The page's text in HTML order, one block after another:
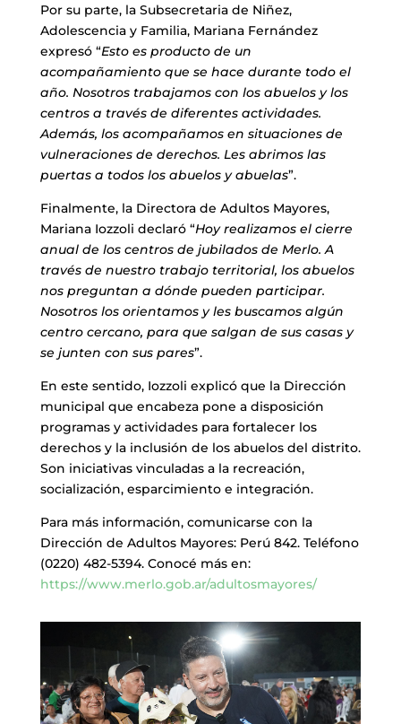
Por su parte, la Subsecretaria de Niñez,
Adolescencia y Familia, Mariana Fernández
expresó “Esto es producto de un
acompañamiento que se hace durante todo el
año. Nosotros trabajamos con los abuelos y los
centros a través de diferentes actividades.
Además, los acompañamos en situaciones de
vulneraciones de derechos. Les abrimos las
puertas a todos los abuelos y abuelas”.
Finalmente, la Directora de Adultos Mayores,
Mariana Iozzoli declaró “Hoy realizamos el cierre
anual de los centros de jubilados de Merlo. A
través de nuestro trabajo territorial, los abuelos
nos preguntan a dónde pueden participar.
Nosotros los orientamos y les buscamos algún
centro cercano, para que salgan de sus casas y
se junten con sus pares”.
En este sentido, Iozzoli explicó que la Dirección
municipal que encabeza pone a disposición
programas y actividades para fortalecer los
derechos y la inclusión de los abuelos del distrito.
Son iniciativas vinculadas a la recreación,
socialización, esparcimiento e integración.
Para más información, comunicarse con la
Dirección de Adultos Mayores: Perú 842. Teléfono
(0220) 482-5394. Conocé más en:
https://www.merlo.gob.ar/adultosmayores/